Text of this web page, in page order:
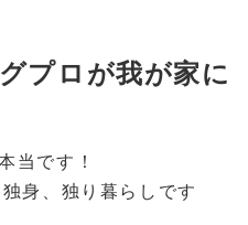
プロが我が家に
当です！
身、独り暮らしです